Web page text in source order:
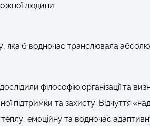
людини.
б водночас транслювала
філософію організації та
підтримки та захисту. Відчуття
теплу, емоційну та водночас